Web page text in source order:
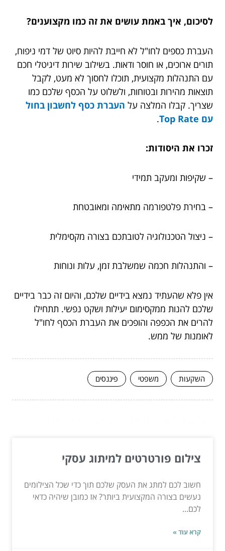
לסיכום, איך באמת עושים את זה כמו מקצוענים?
העברת כספים לחו"ל לא חייבת להיות סיוט של דמי ניפוח,
תורים ארוכים, או חוסר ודאות. בשילוב שירות דיגיטלי חכם
עם התנהלות מקצועית, תוכלו לחסוך לא מעט, לקבל
תוצאות מהירות ובטוחות, ולשלוט על הכסף שלכם כמו
שצריך. קבלו המלצה על העברת כסף לחשבון בחול
עם Top Rate
.
זכרו את היסודות:
– שקיפות ומעקב תמידי
– בחירת פלטפורמה מתאימה ומאובטחת
– ניצול הטכנולוגיה לטובתכם בצורה מקסימלית
– והתנהלות חכמה שמשלבת זמן, עלות ונוחות
אין פלא שהעתיד נמצא בידיים שלכם, והיום זה כבר בידיים
שלכם להנות ממקסימום יעילות ושקט נפשי. תתחילו
להרים את הכפפה והופכים את העברת הכסף לחו"ל
לאומנות של ממש.
השקעות משפטי פיננסים
צילום פורטרטים למיתוג עסקי
חשוב לכם למתג את העסק שלכם תוך כדי שכל הצילומים
נעשים בצורה המקצועית ביותר? אז כמובן שיהיה כדאי
לכם...
קרא עוד »